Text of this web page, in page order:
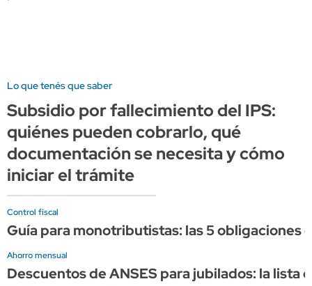
Lo que tenés que saber
Subsidio por fallecimiento del IPS:
quiénes pueden cobrarlo, qué
documentación se necesita y cómo
iniciar el trámite
Control fiscal
Guía para monotributistas: las 5 obligaciones
Ahorro mensual
Descuentos de ANSES para jubilados: la